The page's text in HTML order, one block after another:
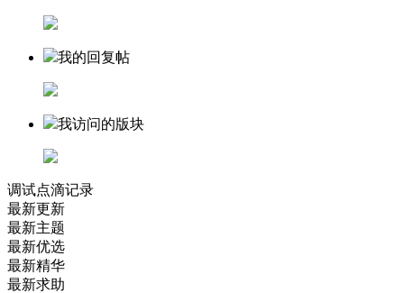
我的回复帖
我访问的版块
调试点滴记录
最新更新
最新主题
最新优选
最新精华
最新求助